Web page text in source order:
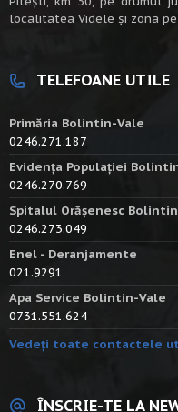
localitatea Videle şi zona
TELEFOANE UTILE
Primăria Bolintin-Vale
0246.271.187
Evidența Populației
0246.270.769
Spitalul Orășenesc
0246.273.049
Enel - Deranjamente
021.9291
Apa Service Bolintin-Vale
0731.551.624
Vedeți toate contactele
ÎNSCRIE-TE LA